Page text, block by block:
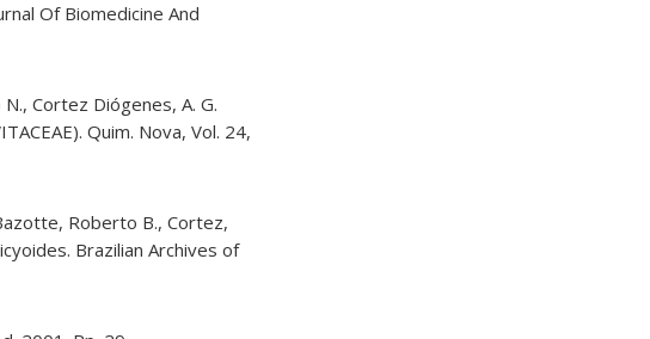
OfBiomedicine And
Cortez Diógenes, A. G.
Quim. Nova, Vol. 24,
Roberto B., Cortez,
Brazilian Archives of